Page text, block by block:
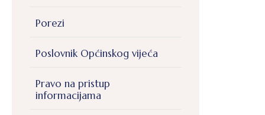
Porezi
Poslovnik Općinskog vijeća
Pravo na pristup
informacijama